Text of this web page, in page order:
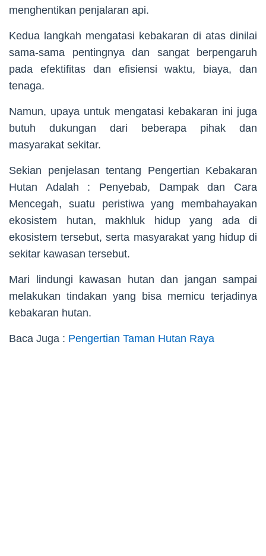
menghentikan penjalaran api.
Kedua langkah mengatasi kebakaran di atas dinilai
sama-sama pentingnya dan sangat berpengaruh
pada efektifitas dan efisiensi waktu, biaya, dan
tenaga.
Namun, upaya untuk mengatasi kebakaran ini juga
butuh dukungan dari beberapa pihak dan
masyarakat sekitar.
Sekian penjelasan tentang Pengertian Kebakaran
Hutan Adalah : Penyebab, Dampak dan Cara
Mencegah, suatu peristiwa yang membahayakan
ekosistem hutan, makhluk hidup yang ada di
ekosistem tersebut, serta masyarakat yang hidup di
sekitar kawasan tersebut.
Mari lindungi kawasan hutan dan jangan sampai
melakukan tindakan yang bisa memicu terjadinya
kebakaran hutan.
Baca Juga : Pengertian Taman Hutan Raya